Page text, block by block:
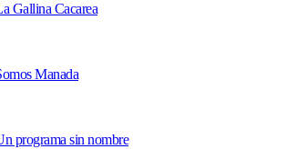
Gallina Cacarea
Manada
programa sin nombre